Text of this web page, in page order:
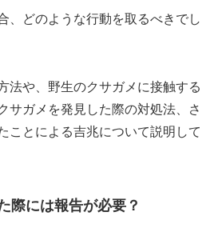
、どのような行動を取るべきでし
法や、野生のクサガメに接触する
サガメを発見した際の対処法、さ
ことによる吉兆について説明して
際には報告が必要？